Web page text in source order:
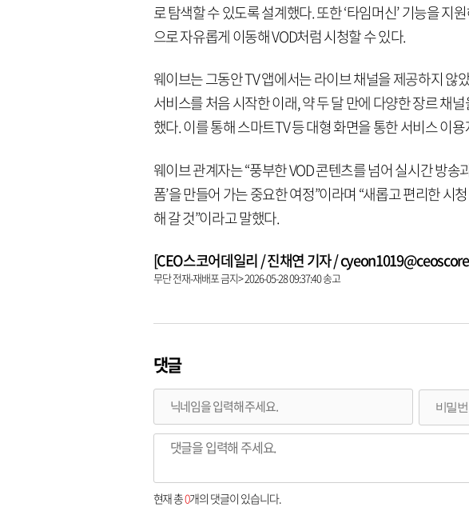
로 탐색할 수 있도록 설계했다. 또한 ‘타임머신’ 기능을 지
으로 자유롭게 이동해 VOD처럼 시청할 수 있다.
웨이브는 그동안 TV 앱에서는 라이브 채널을 제공하지 않
서비스를 처음 시작한 이래, 약 두 달 만에 다양한 장르 채
했다. 이를 통해 스마트TV 등 대형 화면을 통한 서비스 이
웨이브 관계자는 “풍부한 VOD 콘텐츠를 넘어 실시간 방송
폼’을 만들어 가는 중요한 여정”이라며 “새롭고 편리한 시
해 갈 것”이라고 말했다.
[CEO스코어데일리 / 진채연 기자 /
무단 전재-재배포 금지> 2026-05-28 09:37:40 송고
댓글
현재 총0개의 댓글이 있습니다.